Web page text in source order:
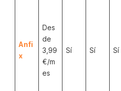
Anfi
x
Des
de
3,99
€/m
es
Sí Sí Sí